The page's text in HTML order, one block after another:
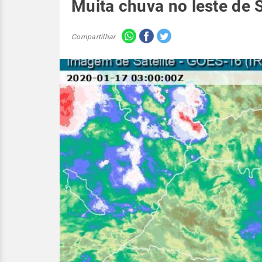
Muita chuva no leste de
Compartilhar